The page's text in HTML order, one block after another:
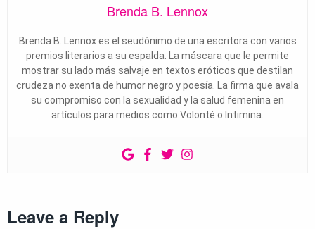
Brenda B. Lennox
Brenda B. Lennox es el seudónimo de una escritora con varios
premios literarios a su espalda. La máscara que le permite
mostrar su lado más salvaje en textos eróticos que destilan
crudeza no exenta de humor negro y poesía. La firma que avala
su compromiso con la sexualidad y la salud femenina en
artículos para medios como Volonté o Intimina.
Leave a Reply